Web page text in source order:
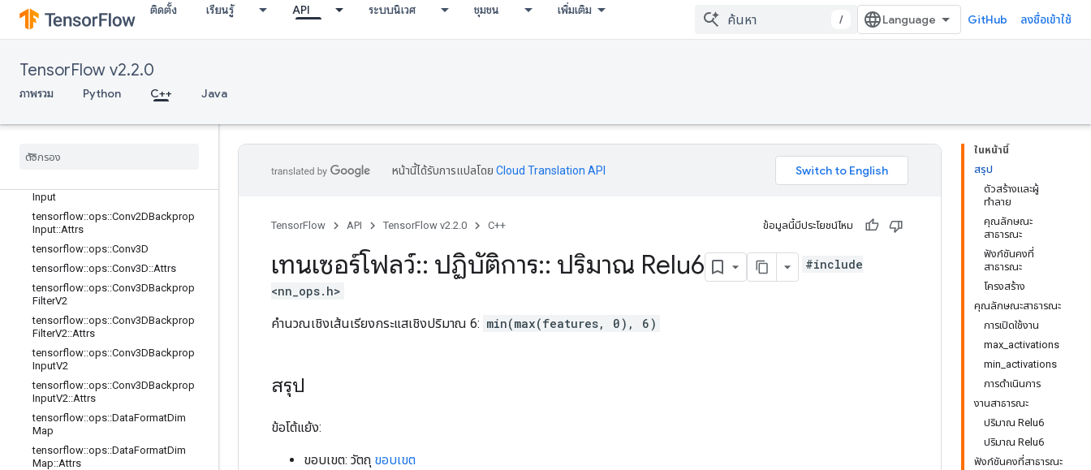
ติดตั้ง เรียนรู้ API ระบบนิเวศ ชุมชน เพิ่มเติม
/ GitHub ลงชื่อเข้าใช้
TensorFlow v2.2.0
ภาพรวม Python C++ Java
tensorflow::ops::BiasAdd::Attrs
tensorflow::ops::BiasAddGrad
tensorflow::ops::BiasAddGrad::Attrs
tensorflow::ops::Conv2D::Attrs
tensorflow
Filter ::
Input
tensorflow::ops::Conv2DBackprop
Input::Attrs
tensorflow::ops::Conv3D
tensorflow::ops::Conv3D::Attrs
tensorflow::ops::Conv3DBackprop
FilterV2
tensorflow::ops::Conv3DBackprop
FilterV2::Attrs
tensorflow::ops::Conv3DBackprop
InputV2
tensorflow::ops::Conv3DBackprop
InputV2::Attrs
tensorflow::ops::DataFormatDim
Map
tensorflow::ops::DataFormatDim
Map::Attrs
ในหน้านี้
สรุป
ตัวสร้างและผู้
ทำลาย
คุณลักษณะ
สาธารณะ
ฟังก์ชันคงที่
สาธารณะ
โครงสร้าง
คุณลักษณะสาธารณะ
การเปิดใช้งาน
max_activations
min_activations
การดำเนินการ
งานสาธารณะ
ปริมาณ Relu6
ปริมาณ Relu6
ฟังก์ชันคงที่สาธารณะ
หน้านี้ได้รับการแปลโดย Cloud Translation API
TensorFlow API TensorFlow v2.2.0 C++ ข้อมูลนี้มีประโยชน์ไหม
เทนเซอร์โฟลว์:: ปฏิบัติการ:: ปริมาณ Relu6
#include
<nn_ops.h>
คำนวณเชิงเส้นเรียงกระแสเชิงปริมาณ 6: min(max(features, 0), 6)
สรุป
ข้อโต้แย้ง:
ขอบเขต: วัตถุ ขอบเขต